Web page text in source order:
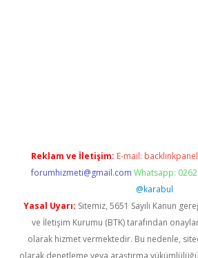
Reklam ve İletişim: E-mail:
forumhizmeti@gmail.com Whatsapp:
@karabul
Yasal Uyarı: Sitemiz, 5651 Sayılı Kanun
ve İletişim Kurumu (BTK) tarafından
olarak hizmet vermektedir. Bu nedenle,
olarak denetleme veya araştırma